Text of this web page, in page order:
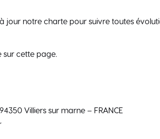
jour notre charte pour suivre toutes
sur cette page.
Villiers sur marne – FRANCE